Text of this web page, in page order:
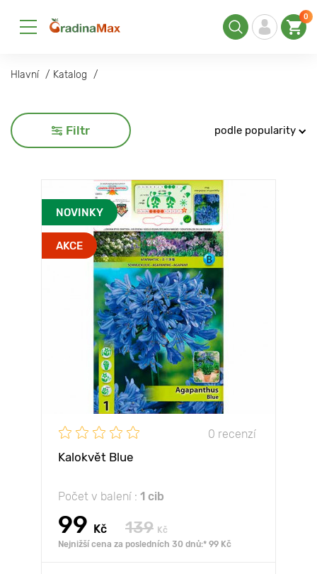
0
Hlavní Katalog
Filtr podle popularity
NOVINKY
AKCE
0 recenzí
Kalokvět Blue
Počet v balení : 1 cib
99 Kč 139 Kč
Nejnižší cena za posledních 30 dnů:* 99 Kč